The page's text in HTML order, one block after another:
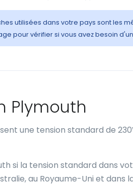
utilisées dans votre pays sont les
pour vérifier si vous avez besoin
Plymouth
une tension standard de
si la tension standard dans
au Royaume-Uni et dans